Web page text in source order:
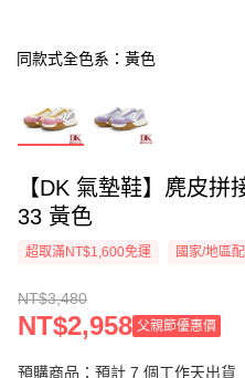
同款式全色系：黃色
【DK 氣墊鞋】麂皮
33 黃色
超取滿NT$1,600免運 國家/地區
NT$3,480
NT$2,958 父親節優惠價
預購商品：預計 7 個工作天出貨